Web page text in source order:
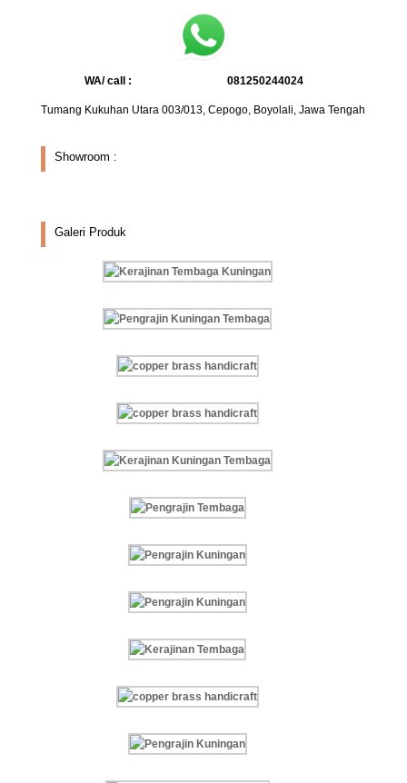
WA/ call : 081250244024
Tumang Kukuhan Utara 003/013, Cepogo, Boyolali, Jawa Tengah
Showroom :
Galeri Produk